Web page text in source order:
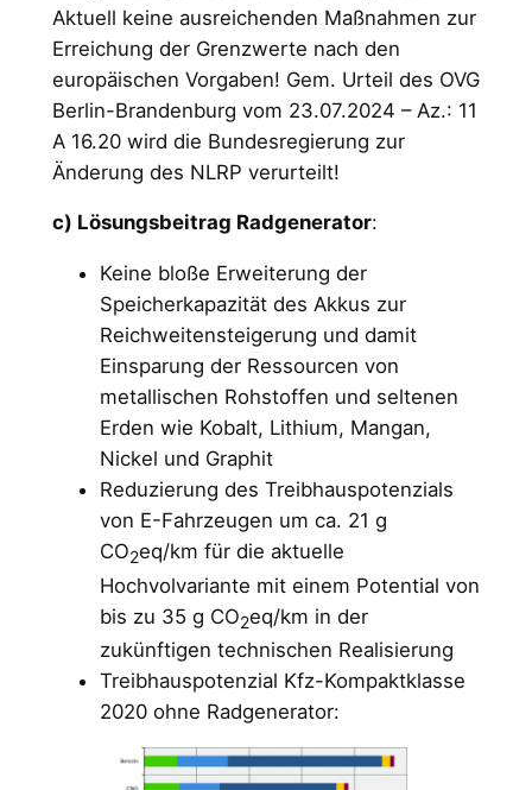
Aktuell keine ausreichenden Maßnahmen zur
Erreichung der Grenzwerte nach den
europäischen Vorgaben! Gem. Urteil des OVG
Berlin-Brandenburg vom 23.07.2024 – Az.: 11
A 16.20 wird die Bundesregierung zur
Änderung des NLRP verurteilt!
c) Lösungsbeitrag Radgenerator:
Keine bloße Erweiterung der
Speicherkapazität des Akkus zur
Reichweitensteigerung und damit
Einsparung der Ressourcen von
metallischen Rohstoffen und seltenen
Erden wie Kobalt, Lithium, Mangan,
Nickel und Graphit
Reduzierung des Treibhauspotenzials
von E-Fahrzeugen um ca. 21 g
CO2eq/km für die aktuelle
Hochvolvariante mit einem Potential von
bis zu 35 g CO2eq/km in der
zukünftigen technischen Realisierung
Treibhauspotenzial Kfz-Kompaktklasse
2020 ohne Radgenerator: